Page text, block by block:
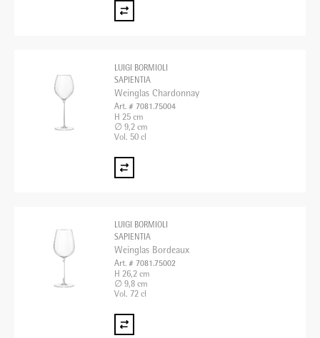
LUIGI BORMIOLI
SAPIENTIA
Weinglas Chardonnay
Art. # 7081.75004
H 25 cm
∅ 9,2 cm
Vol. 50 cl
LUIGI BORMIOLI
SAPIENTIA
Weinglas Bordeaux
Art. # 7081.75002
H 26,2 cm
∅ 9,8 cm
Vol. 72 cl